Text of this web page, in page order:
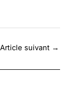
Article suivant →